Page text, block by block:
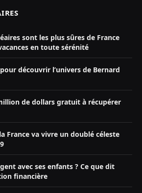
sont les plus sûres de France
en toute sérénité
découvrir l’univers de Bernard
de dollars gratuit à récupérer
France va vivre un doublé céleste
avec ses enfants ? Ce que dit
financière